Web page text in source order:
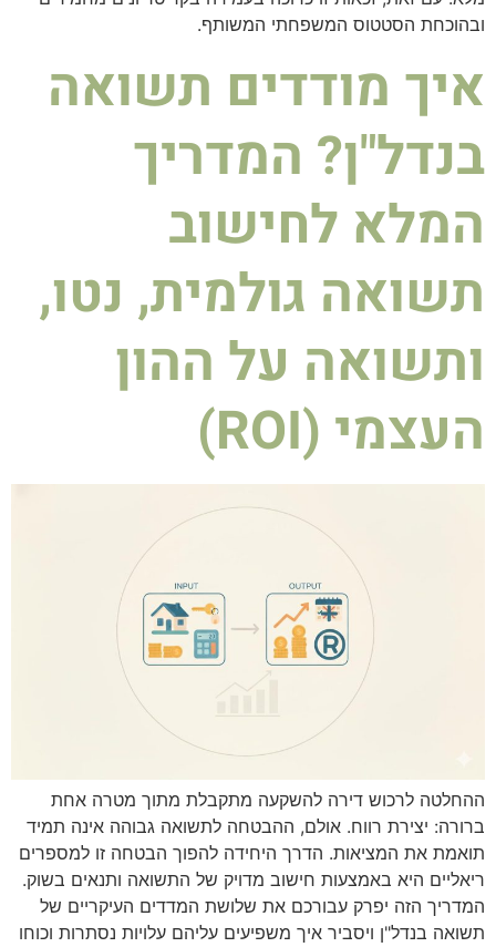
ובהוכחת הסטטוס המשפחתי המשותף.
איך מודדים תשואה
בנדל"ן? המדריך
המלא לחישוב
תשואה גולמית, נטו,
ותשואה על ההון
העצמי (ROI)
ההחלטה לרכוש דירה להשקעה מתקבלת מתוך מטרה אחת
ברורה: יצירת רווח. אולם, ההבטחה לתשואה גבוהה אינה תמיד
תואמת את המציאות. הדרך היחידה להפוך הבטחה זו למספרים
ריאליים היא באמצעות חישוב מדויק של התשואה ותנאים בשוק.
המדריך הזה יפרק עבורכם את שלושת המדדים העיקריים של
תשואה בנדל"ן ויסביר איך משפיעים עליהם עלויות נסתרות וכוחו